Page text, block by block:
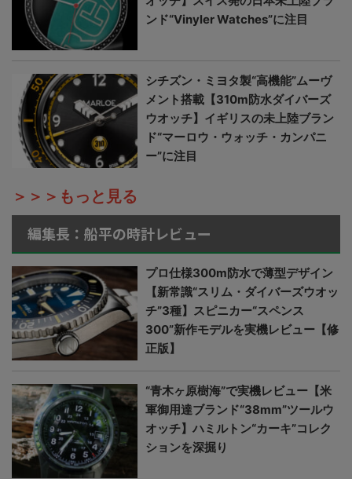
ンド“Vinyler Watches”に注目
シチズン・ミヨタ製“高機能”ムーヴ
メント搭載【310m防水ダイバーズ
ウオッチ】イギリスの未上陸ブラン
ド“マーロウ・ウォッチ・カンパニ
ー”に注目
＞＞＞もっと見る
編集長：船平の時計レビュー
プロ仕様300m防水で薄型デザイン
【新常識“スリム・ダイバーズウオッ
チ”3種】スピニカー“スペンス
300”新作モデルを実機レビュー【修
正版】
“青木ヶ原樹海”で実機レビュー【米
軍御用達ブランド“38mm”ツールウ
オッチ】ハミルトン“カーキ”コレク
ションを深掘り